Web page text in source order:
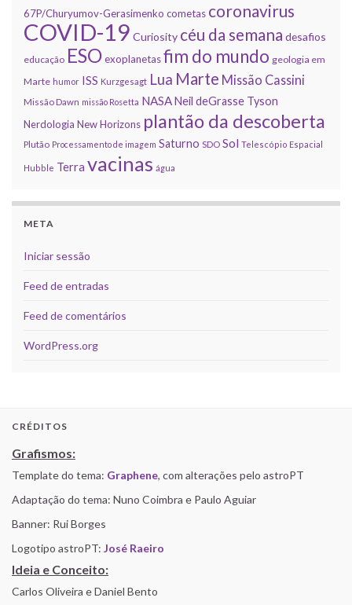
67P/Churyumov-Gerasimenko cometas coronavirus
COVID-19 Curiosity céu da semana desafios
educação ESOexoplanetasfim do mundo geologia em
Marte humor ISS Kurzgesagt Lua Marte Missão Cassini
Missão Dawn missão Rosetta NASANeil deGrasse Tyson
Nerdologia New Horizons plantão da descoberta
Plutão Processamento de imagem Saturno SDO Sol Telescópio Espacial
Hubble Terra vacinas água
META
Iniciar sessão
Feed de entradas
Feed de comentários
WordPress.org
CRÉDITOS
Grafismos:
Template do tema: Graphene, com alterações pelo astroPT
Adaptação do tema: Nuno Coimbra e Paulo Aguiar
Banner: Rui Borges
Logotipo astroPT: José Raeiro
Ideia e Conceito:
Carlos Oliveira e Daniel Bento